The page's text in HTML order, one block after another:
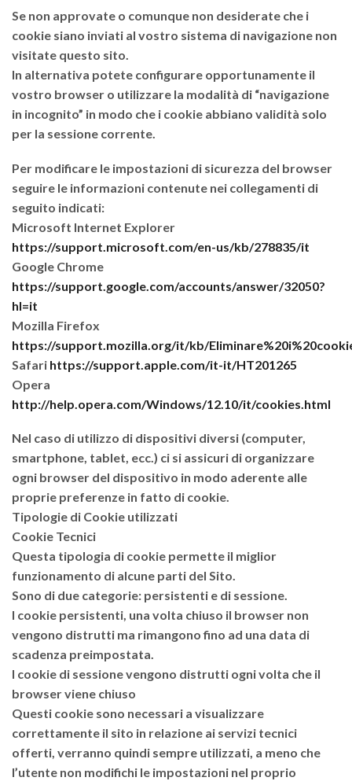
Se non approvate o comunque non desiderate che i
cookie siano inviati al vostro sistema di navigazione non
visitate questo sito.
In alternativa potete configurare opportunamente il
vostro browser o utilizzare la modalità di “navigazione
in incognito” in modo che i cookie abbiano validità solo
per la sessione corrente.
Per modificare le impostazioni di sicurezza del browser
seguire le informazioni contenute nei collegamenti di
seguito indicati:
Microsoft Internet Explorer
https://support.microsoft.com/en-us/kb/278835/it
Google Chrome
https://support.google.com/accounts/answer/32050?
hl=it
Mozilla Firefox
https://support.mozilla.org/it/kb/
Safari https://support.apple.com/it-it/HT201265
Opera
http://help.opera.com/Windows/12.10/it/cookies.html
Nel caso di utilizzo di dispositivi diversi (computer,
smartphone, tablet, ecc.) ci si assicuri di organizzare
ogni browser del dispositivo in modo aderente alle
proprie preferenze in fatto di cookie.
Tipologie di Cookie utilizzati
Cookie Tecnici
Questa tipologia di cookie permette il miglior
funzionamento di alcune parti del Sito.
Sono di due categorie: persistenti e di sessione.
I cookie persistenti, una volta chiuso il browser non
vengono distrutti ma rimangono fino ad una data di
scadenza preimpostata.
I cookie di sessione vengono distrutti ogni volta che il
browser viene chiuso
Questi cookie sono necessari a visualizzare
correttamente il sito in relazione ai servizi tecnici
offerti, verranno quindi sempre utilizzati, a meno che
l’utente non modifichi le impostazioni nel proprio